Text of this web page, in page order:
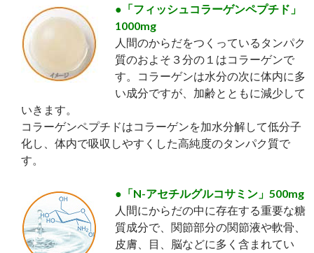
●「フィッシュコラーゲンペプチド」
1000mg
人間のからだをつくっているタンパク
質のおよそ３分の１はコラーゲンで
す。コラーゲンは水分の次に体内に多
い成分ですが、加齢とともに減少して
いきます。
コラーゲンペプチドはコラーゲンを加水分解して低分子
化し、体内で吸収しやすくした高純度のタンパク質で
す。
●「N-アセチルグルコサミン」500mg
人間にからだの中に存在する重要な糖
質成分で、関節部分の関節液や軟骨、
皮膚、目、脳などに多く含まれてい